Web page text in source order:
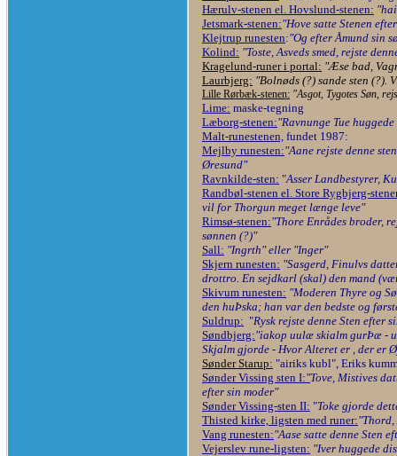
Hærulv-stenen el. Hovslund-stenen:
Jetsmark-stenen:"Hove satte Stenen
Klejtrup runesten:"Og efter Åmund sin
Kolind: "Toste, Asveds smed, rejste
Kragelund-runer i portal: "Æse bad,
Laurbjerg: "Bolnøds (?) sande sten (?).
Lille Rørbæk-stenen: "Asgot, Tygotes Søn,
Lime: maske-tegning
Læborg-stenen:"Ravnunge Tue
Malt-runestenen, fundet 1987:
Mejlby runesten:"Aane rejste denne
Øresund"
Ravnkilde-sten: "Asser Landbestyrer,
Randbøl-stenen el. Store Rygbjerg-
vil for Thorgun meget længe leve"
Rimsø-stenen:"Thore Enrådes broder,
sønnen (?)"
Sall: "Ingrth" eller "Inger"
Skjern runesten: "Sasgerd, Finulvs
drottro. En sejdkarl (skal) den mand
Skivum runesten: "Moderen Thyre og
den huÞska; han var den bedste og
Suldrup: "Rysk rejste denne Sten efter
Søndbjerg:"iakop uulæ skialm gurÞæ -
Skjalm gjorde - Hvor Alteret er , der er
Sønder Starup: "airiks kubl", Eriks
Sønder Vissing sten I:"Tove, Mistives
efter sin moder"
Sønder Vissing-sten II: "Toke gjorde
Thisted kirke, ligsten med runer:"Thord,
Vang runesten:"Aase satte denne Sten
Vejerslev rune-ligsten: "Iver huggede